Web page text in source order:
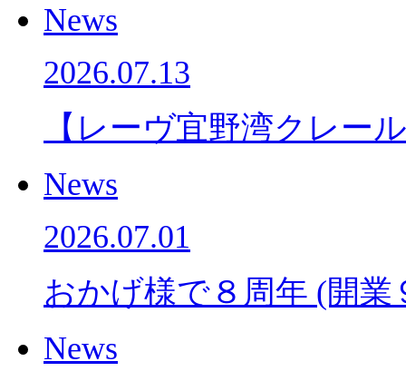
News
2026.07.13
【レーヴ宜野湾クレー
News
2026.07.01
おかげ様で８周年 (
News